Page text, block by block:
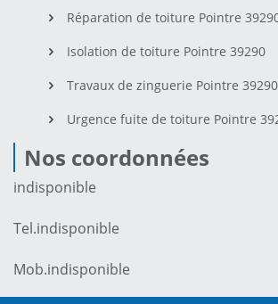
Réparation de toiture Pointre
Isolation de toiture Pointre 39290
Travaux de zinguerie Pointre 39290
Urgence fuite de toiture Pointre
Nos coordonnées
indisponible
Tel.indisponible
Mob.indisponible